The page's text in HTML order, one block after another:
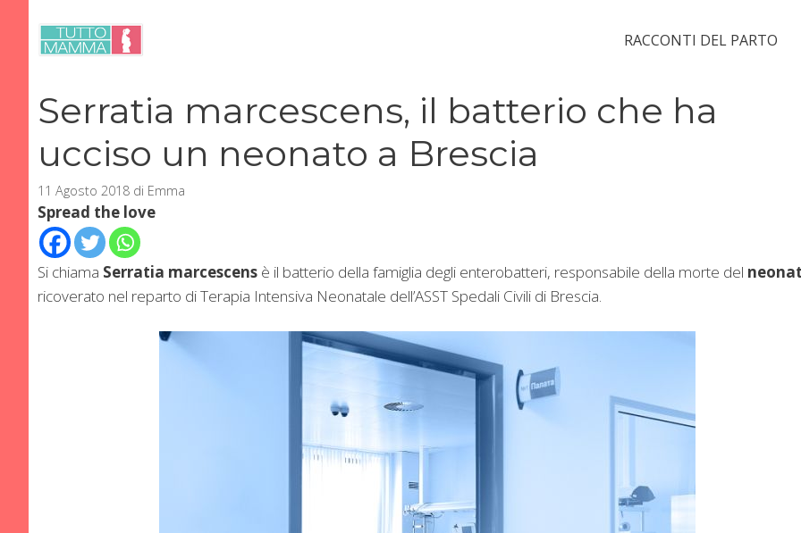
contenuto
RACCONTI DEL PARTO
Serratia marcescens, il batterio che ha
ucciso un neonato a Brescia
11 Agosto 2018 di Emma
Spread the love
Si chiama Serratia marcescens è il batterio della famiglia degli enterobatteri, responsabile della morte del
ricoverato nel reparto di Terapia Intensiva Neonatale dell’ASST Spedali Civili di Brescia.